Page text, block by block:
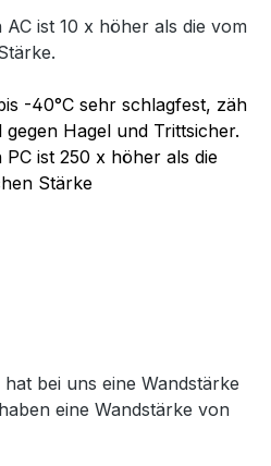
ist 10 x höher als die vom
-40°C sehr schlagfest, zäh
Hagel und Trittsicher.
ist 250 x höher als die
Stärke
bei uns eine Wandstärke
eine Wandstärke von